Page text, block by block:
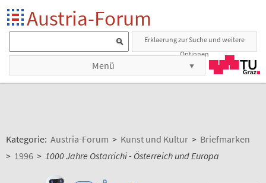
Austria-Forum
Erklaerung zur Suche und weitere
Optionen
Menü
Kategorie: Austria-Forum > Kunst und Kultur > Briefmarken
> 1996 > 1000 Jahre Ostarrichi - Österreich und Europa